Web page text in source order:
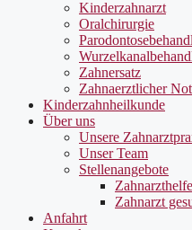
Kinderzahnarzt
Oralchirurgie
Zahnersatz
Zahnaerztlicher
Kinderzahnheilkunde
Über uns
Unsere
Unser Team
Stellenangebote
Zahnarzt
Anfahrt